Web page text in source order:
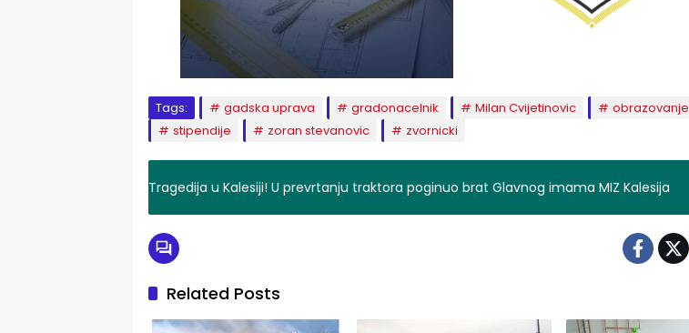
Tags: gadska uprava gradonacelnik Milan Cvijetinovic
obrazovanje
stipendije
zoran stevanovic zvornicki
Tragedija u Kalesiji! U prevrtanju traktora poginuo brat Glavnog imama MIZ Kalesija
Related Posts